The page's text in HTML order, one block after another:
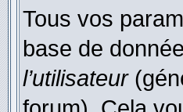
Tous vos
base de
l’utilisateur